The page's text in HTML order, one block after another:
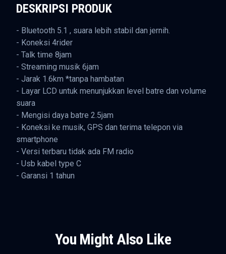
DESKRIPSI PRODUK
- Bluetooth 5.1 , suara lebih stabil dan jernih.
- Koneksi 4rider
- Talk time 8jam
- Streaming musik 6jam
- Jarak 1.6km *tanpa hambatan
- Layar LCD untuk menunjukkan level batre dan volume
suara
- Mengisi daya batre 2.5jam
- Koneksi ke musik, GPS dan terima telepon via
smartphone
- Versi terbaru tidak ada FM radio
- Usb kabel type C
- Garansi 1 tahun
You Might Also Like